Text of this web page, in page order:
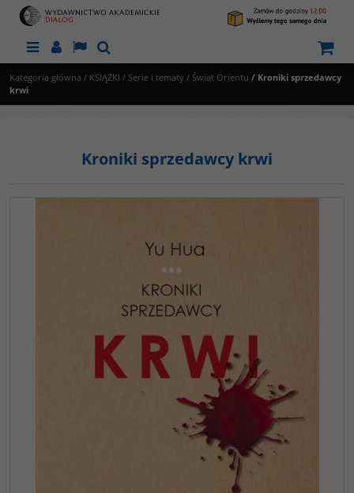
MenuPanelLangSzukaj
Kategoria główna / KSIĄŻKI / Serie i tematy / Świat Orientu / Kroniki sprzedawcy
krwi
Kroniki sprzedawcy krwi